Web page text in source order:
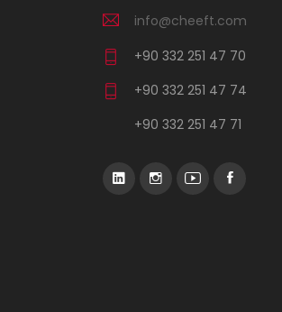
info@cheeft.com
+90 332 251 47 70
+90 332 251 47 74
+90 332 251 47 71